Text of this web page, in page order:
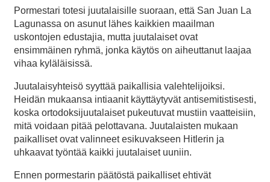
Pormestari totesi juutalaisille suoraan, että San Juan La
Lagunassa on asunut lähes kaikkien maailman
uskontojen edustajia, mutta juutalaiset ovat
ensimmäinen ryhmä, jonka käytös on aiheuttanut laajaa
vihaa kyläläisissä.
Juutalaisyhteisö syyttää paikallisia valehtelijoiksi.
Heidän mukaansa intiaanit käyttäytyvät antisemitistisesti,
koska ortodoksijuutalaiset pukeutuvat mustiin vaatteisiin,
mitä voidaan pitää pelottavana. Juutalaisten mukaan
paikalliset ovat valinneet esikuvakseen Hitlerin ja
uhkaavat työntää kaikki juutalaiset uuniin.
Ennen pormestarin päätöstä paikalliset ehtivät